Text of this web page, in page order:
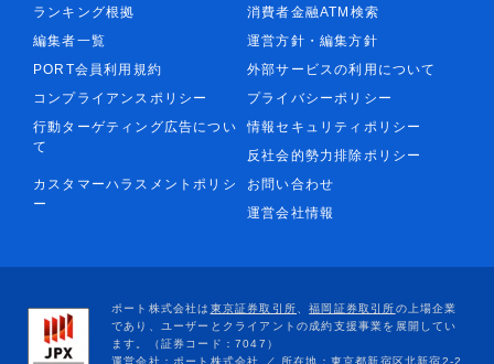
ランキング根拠
消費者金融ATM検索
編集者一覧
運営方針・編集方針
PORT会員利用規約
外部サービスの利用について
コンプライアンスポリシー
プライバシーポリシー
行動ターゲティング広告につい
て
情報セキュリティポリシー
反社会的勢力排除ポリシー
カスタマーハラスメントポリシ
ー
お問い合わせ
運営会社情報